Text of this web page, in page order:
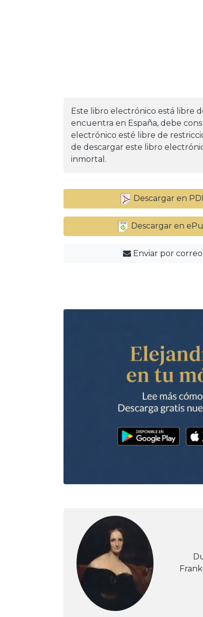
Este libro electrónico está libre
encuentra en España, debe
electrónico esté libre de
de descargar este libro
inmortal.
Descargar en
Descargar en
Enviar por correo